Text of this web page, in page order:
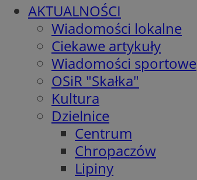
AKTUALNOŚCI
Wiadomości lokalne
Ciekawe artykuły
Wiadomości sportowe
OSiR "Skałka"
Kultura
Dzielnice
Centrum
Chropaczów
Lipiny